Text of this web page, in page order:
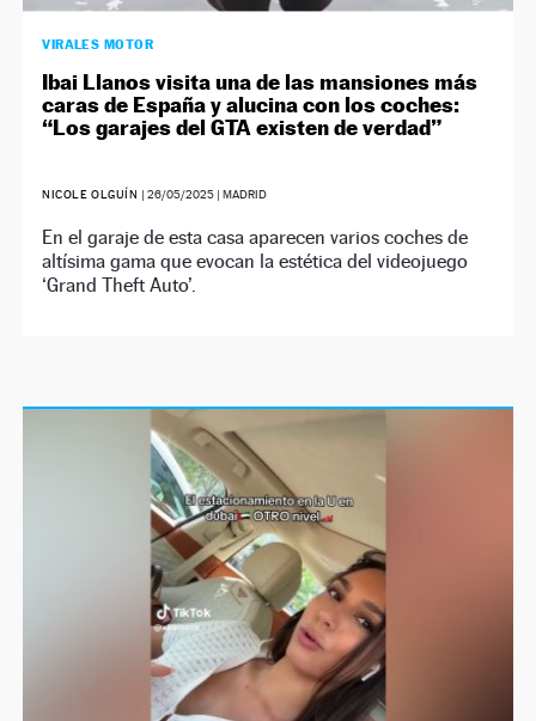
VIRALES MOTOR
Ibai Llanos visita una de las mansiones más
caras de España y alucina con los coches:
“Los garajes del GTA existen de verdad”
NICOLE OLGUÍN | 26/05/2025| MADRID
En el garaje de esta casa aparecen varios coches de
altísima gama que evocan la estética del videojuego
‘Grand Theft Auto’.